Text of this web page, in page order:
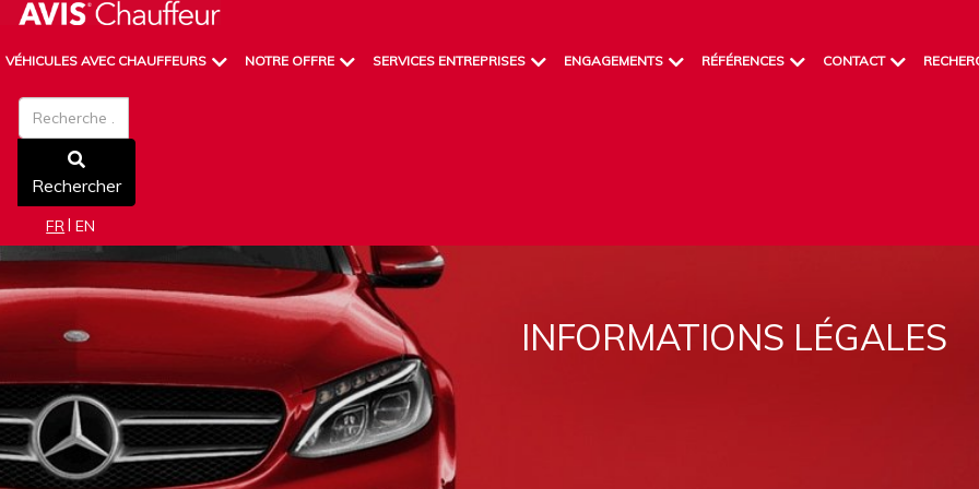
VÉHICULES AVEC CHAUFFEURS NOTRE OFFRE SERVICES ENTREPRISES ENGAGEMENTS RÉFÉRENCES CONTACT
Rechercher
Rechercher
Sélectionnez votre langue
FR EN
INFORMATIONS LÉGALES